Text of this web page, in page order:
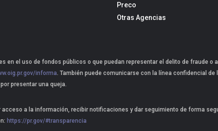
Preco
Otras Agencias
en el uso de fondos públicos o que puedan representar el delito de fraude
informa . También puede comunicarse con la línea confidencial
presentar una queja.
a la información, recibir notificaciones y dar seguimiento de forma
https://pr.gov/#transparencia